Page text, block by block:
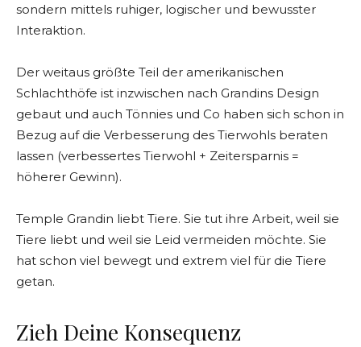
sondern mittels ruhiger, logischer und bewusster
Interaktion.
Der weitaus größte Teil der amerikanischen
Schlachthöfe ist inzwischen nach Grandins Design
gebaut und auch Tönnies und Co haben sich schon in
Bezug auf die Verbesserung des Tierwohls beraten
lassen (verbessertes Tierwohl + Zeitersparnis =
höherer Gewinn).
Temple Grandin liebt Tiere. Sie tut ihre Arbeit, weil sie
Tiere liebt und weil sie Leid vermeiden möchte. Sie
hat schon viel bewegt und extrem viel für die Tiere
getan.
Zieh Deine Konsequenz